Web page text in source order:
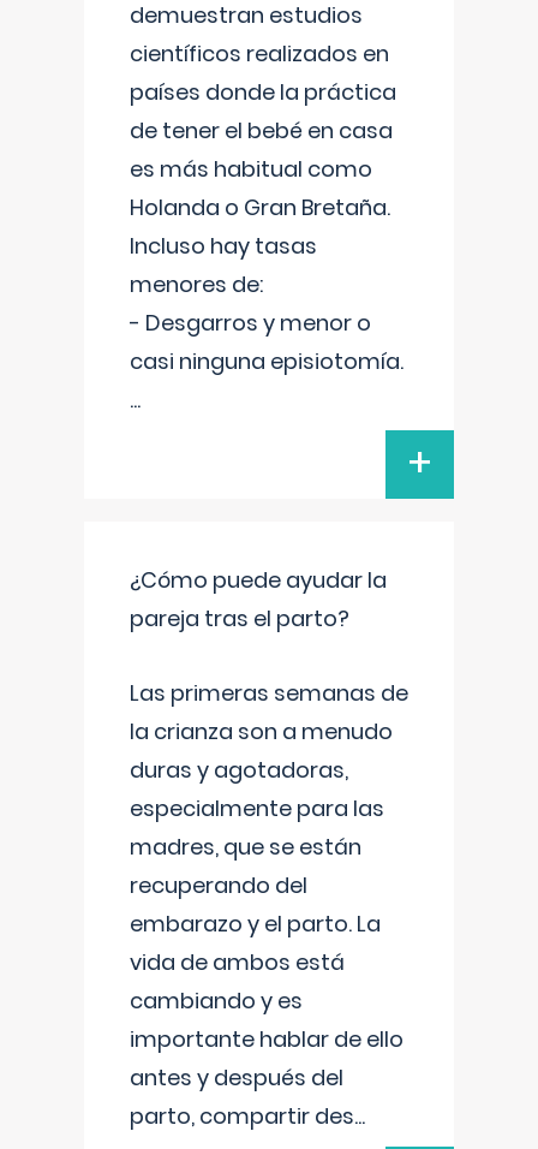
demuestran estudios
científicos realizados en
países donde la práctica
de tener el bebé en casa
es más habitual como
Holanda o Gran Bretaña.
Incluso hay tasas
menores de:
- Desgarros y menor o
casi ninguna episiotomía.
...
+
¿Cómo puede ayudar la
pareja tras el parto?
Las primeras semanas de
la crianza son a menudo
duras y agotadoras,
especialmente para las
madres, que se están
recuperando del
embarazo y el parto. La
vida de ambos está
cambiando y es
importante hablar de ello
antes y después del
parto, compartir des...